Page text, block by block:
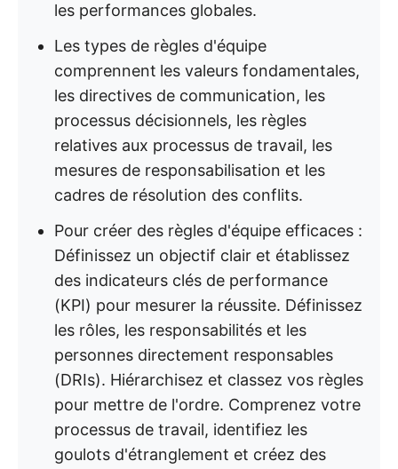
les performances globales.
Les types de règles d'équipe
comprennent les valeurs fondamentales,
les directives de communication, les
processus décisionnels, les règles
relatives aux processus de travail, les
mesures de responsabilisation et les
cadres de résolution des conflits.
Pour créer des règles d'équipe efficaces :
Définissez un objectif clair et établissez
des indicateurs clés de performance
(KPI) pour mesurer la réussite. Définissez
les rôles, les responsabilités et les
personnes directement responsables
(DRIs). Hiérarchisez et classez vos règles
pour mettre de l'ordre. Comprenez votre
processus de travail, identifiez les
goulots d'étranglement et créez des